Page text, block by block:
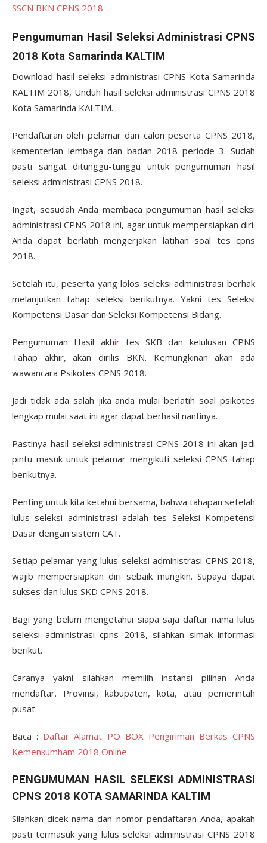
SSCN BKN CPNS 2018
Pengumuman Hasil Seleksi Administrasi CPNS
2018 Kota Samarinda KALTIM
Download hasil seleksi administrasi CPNS Kota Samarinda
KALTIM 2018, Unduh hasil seleksi administrasi CPNS 2018
Kota Samarinda KALTIM.
Pendaftaran oleh pelamar dan calon peserta CPNS 2018,
kementerian lembaga dan badan 2018 periode 3. Sudah
pasti sangat ditunggu-tunggu untuk pengumuman hasil
seleksi administrasi CPNS 2018.
Ingat, sesudah Anda membaca pengumuman hasil seleksi
administrasi CPNS 2018 ini, agar untuk mempersiapkan diri.
Anda dapat berlatih mengerjakan latihan soal tes cpns
2018.
Setelah itu, peserta yang lolos seleksi administrasi berhak
melanjutkan tahap seleksi berikutnya. Yakni tes Seleksi
Kompetensi Dasar dan Seleksi Kompetensi Bidang.
Pengumuman Hasil akhir tes SKB dan kelulusan CPNS
Tahap akhir, akan dirilis BKN. Kemungkinan akan ada
wawancara Psikotes CPNS 2018.
Jadi tidak ada salah jika anda mulai berlatih soal psikotes
lengkap mulai saat ini agar dapat berhasil nantinya.
Pastinya hasil seleksi administrasi CPNS 2018 ini akan jadi
pintu masuk untuk pelamar mengikuti seleksi CPNS tahap
berikutnya.
Penting untuk kita ketahui bersama, bahwa tahapan setelah
lulus seleksi administrasi adalah tes Seleksi Kompetensi
Dasar dengan sistem CAT.
Setiap pelamar yang lulus seleksi administrasi CPNS 2018,
wajib mempersiapkan diri sebaik mungkin. Supaya dapat
sukses dan lulus SKD CPNS 2018.
Bagi yang belum mengetahui siapa saja daftar nama lulus
seleksi administrasi cpns 2018, silahkan simak informasi
berikut.
Caranya yakni silahkan memilih instansi pilihan Anda
mendaftar. Provinsi, kabupaten, kota, atau pemerintah
pusat.
Baca : Daftar Alamat PO BOX Pengiriman Berkas CPNS
Kemenkumham 2018 Online
PENGUMUMAN HASIL SELEKSI ADMINISTRASI
CPNS 2018 KOTA SAMARINDA KALTIM
Silahkan dicek nama dan nomor pendaftaran Anda, apakah
pasti termasuk yang lulus seleksi administrasi CPNS 2018